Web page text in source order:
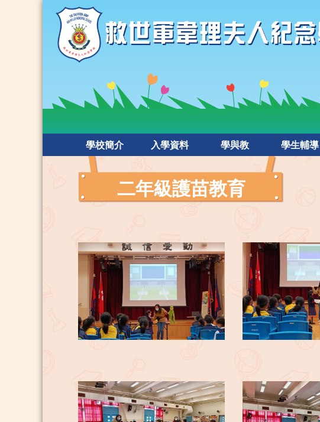
學校簡介 入學資料 學與教 學生輔導
二年級護苗教育